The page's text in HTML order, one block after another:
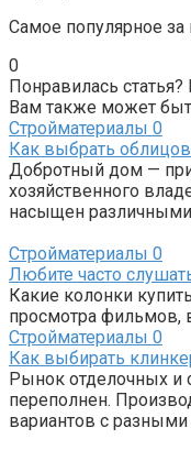
Самое популярное за
0
Понравилась
Вам также может
Стройматериалы 0
Как выбрать
Добротный дом —
хозяйственного
насыщен различными
Стройматериалы 0
Любите часто
Какие колонки
просмотра фильмов,
Стройматериалы 0
Как выбирать
Рынок отделочных и
переполнен.
вариантов с